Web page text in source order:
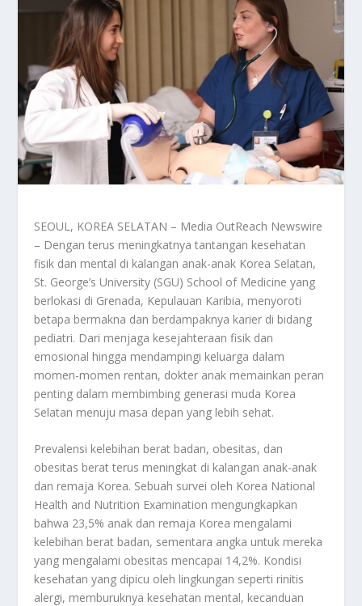
SEOUL, KOREA SELATAN – Media OutReach Newswire
– Dengan terus meningkatnya tantangan kesehatan
fisik dan mental di kalangan anak-anak Korea Selatan,
St. George’s University (SGU) School of Medicine yang
berlokasi di Grenada, Kepulauan Karibia, menyoroti
betapa bermakna dan berdampaknya karier di bidang
pediatri. Dari menjaga kesejahteraan fisik dan
emosional hingga mendampingi keluarga dalam
momen-momen rentan, dokter anak memainkan peran
penting dalam membimbing generasi muda Korea
Selatan menuju masa depan yang lebih sehat.
Prevalensi kelebihan berat badan, obesitas, dan
obesitas berat terus meningkat di kalangan anak-anak
dan remaja Korea. Sebuah survei oleh Korea National
Health and Nutrition Examination mengungkapkan
bahwa 23,5% anak dan remaja Korea mengalami
kelebihan berat badan, sementara angka untuk mereka
yang mengalami obesitas mencapai 14,2%. Kondisi
kesehatan yang dipicu oleh lingkungan seperti rinitis
alergi, memburuknya kesehatan mental, kecanduan